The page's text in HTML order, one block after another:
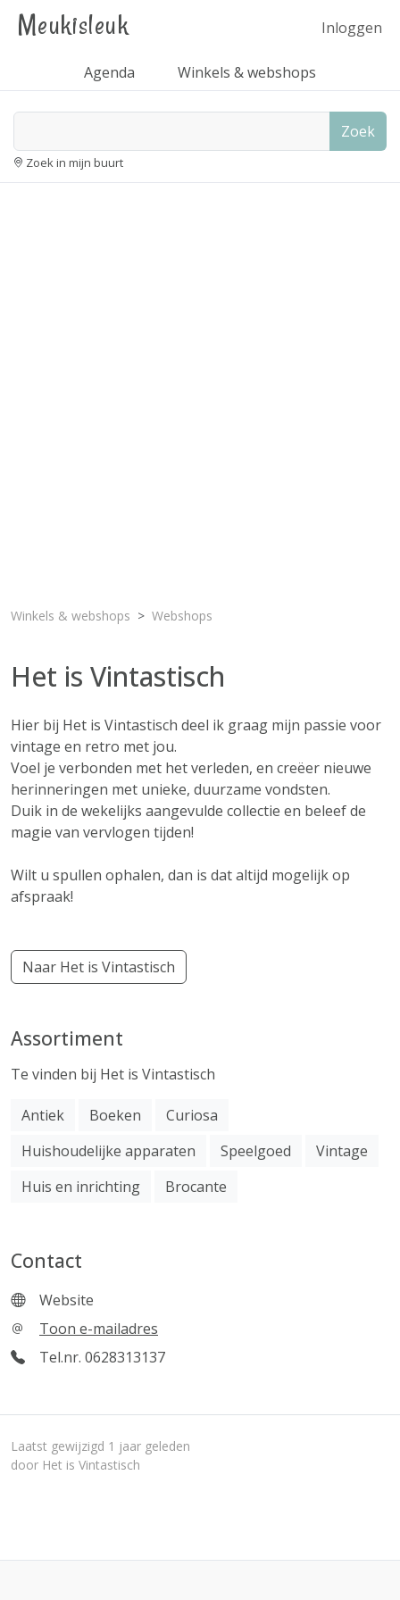
Meukisleuk Inloggen
Agenda Winkels & webshops
Zoek
Zoek in mijn buurt
Winkels & webshops Webshops
Het is Vintastisch
Hier bij Het is Vintastisch deel ik graag mijn passie voor
vintage en retro met jou.
Voel je verbonden met het verleden, en creëer nieuwe
herinneringen met unieke, duurzame vondsten.
Duik in de wekelijks aangevulde collectie en beleef de
magie van vervlogen tijden!
Wilt u spullen ophalen, dan is dat altijd mogelijk op
afspraak!
Naar Het is Vintastisch
Assortiment
Te vinden bij Het is Vintastisch
Antiek Boeken
Curiosa
Huishoudelijke apparaten
Speelgoed
Vintage
Huis en inrichting
Brocante
Contact
Website
Toon e-mailadres
Tel.nr. 0628313137
Laatst gewijzigd 1 jaar geleden
door Het is Vintastisch